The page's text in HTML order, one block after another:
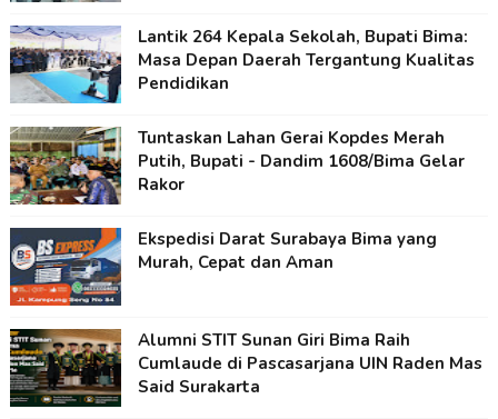
Lantik 264 Kepala Sekolah, Bupati Bima:
Masa Depan Daerah Tergantung Kualitas
Pendidikan
Tuntaskan Lahan Gerai Kopdes Merah
Putih, Bupati - Dandim 1608/Bima Gelar
Rakor
Ekspedisi Darat Surabaya Bima yang
Murah, Cepat dan Aman
Alumni STIT Sunan Giri Bima Raih
Cumlaude di Pascasarjana UIN Raden Mas
Said Surakarta